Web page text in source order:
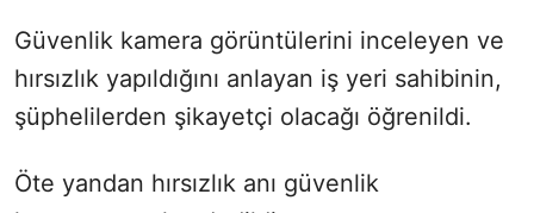
Güvenlik kamera görüntülerini inceleyen ve
hırsızlık yapıldığını anlayan iş yeri sahibinin,
şüphelilerden şikayetçi olacağı öğrenildi.
Öte yandan hırsızlık anı güvenlik